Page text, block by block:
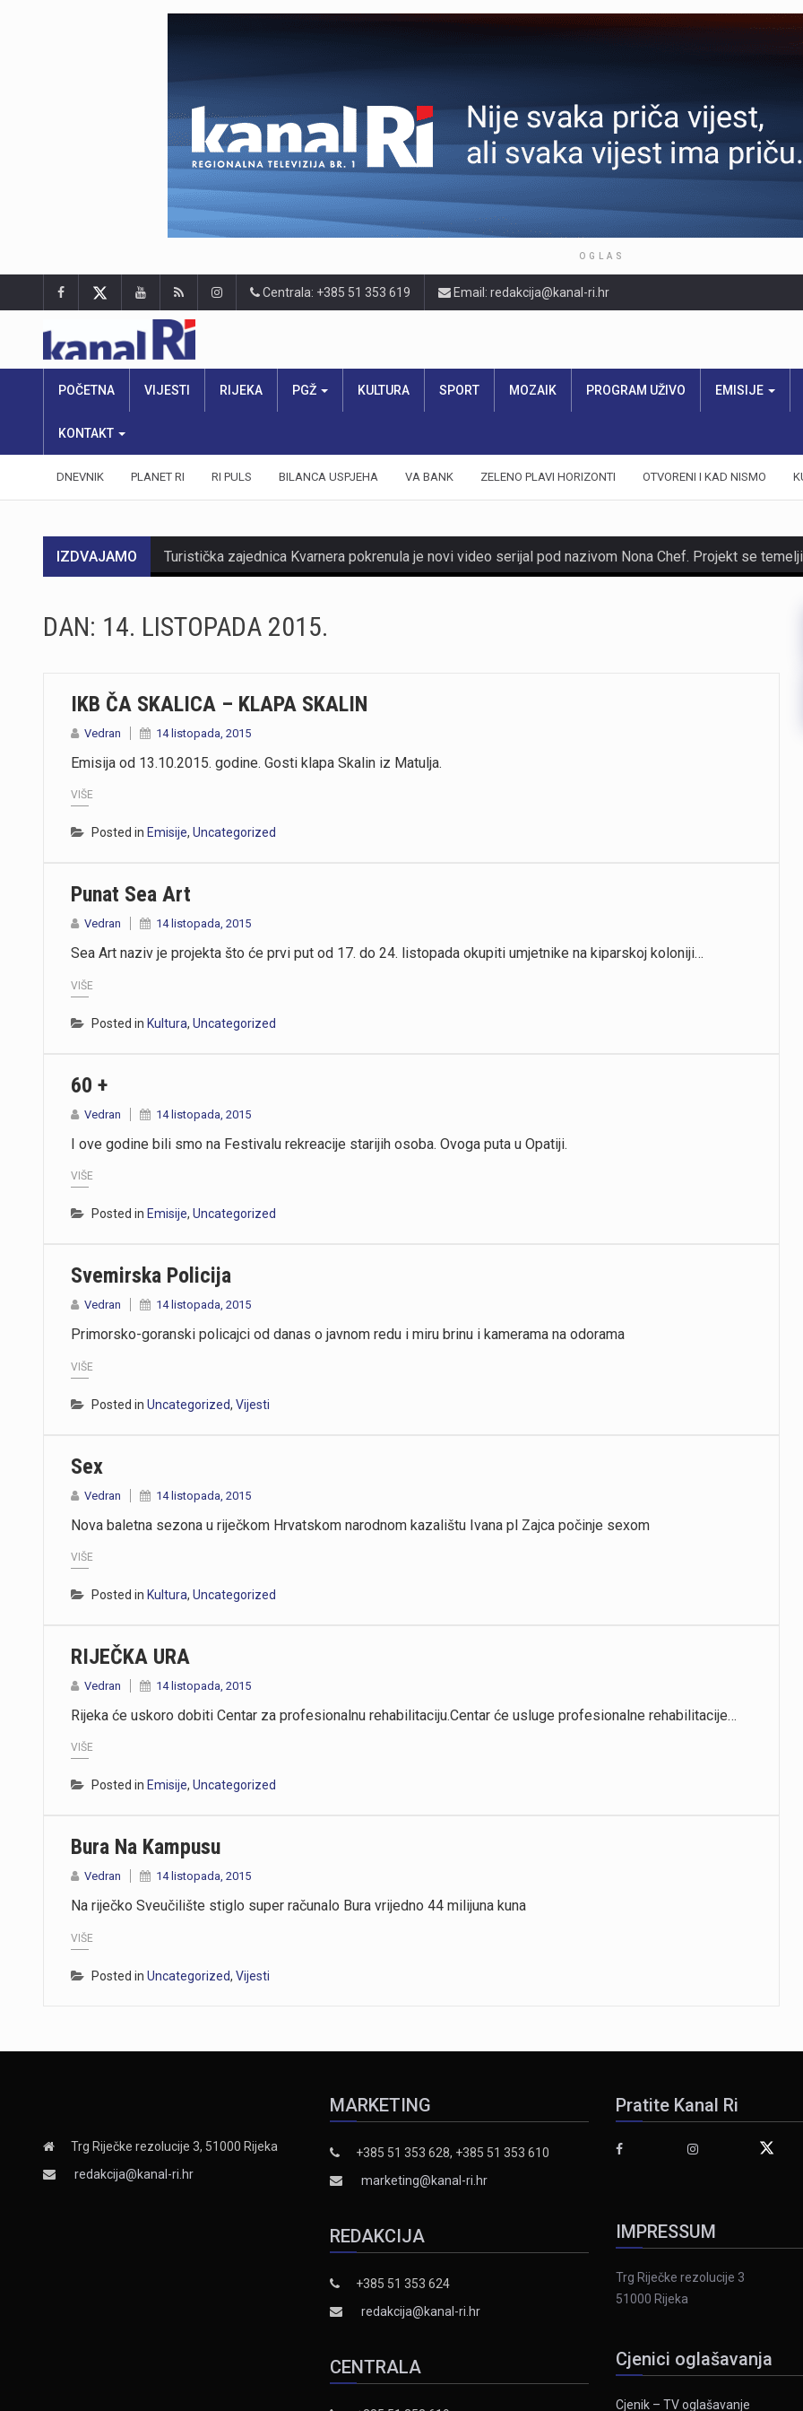
OGLAS
Centrala: +385 51 353 619 Email: redakcija@kanal-ri.hr
POČETNA VIJESTI RIJEKA PGŽ KULTURA SPORT MOZAIK PROGRAM UŽIVO EMISIJE
KONTAKT
DNEVNIK PLANET RI RI PULS BILANCA USPJEHA VA BANK ZELENO PLAVI HORIZONTI OTVORENI I KAD NISMO
IZDVAJAMO
DAN: 14. LISTOPADA 2015.
IKB ČA SKALICA – KLAPA SKALIN
Vedran 14 listopada, 2015
Emisija od 13.10.2015. godine. Gosti klapa Skalin iz Matulja.
VIŠE
Posted in Emisije, Uncategorized
Punat Sea Art
Vedran 14 listopada, 2015
Sea Art naziv je projekta što će prvi put od 17. do 24. listopada okupiti umjetnike na kiparskoj koloniji…
VIŠE
Posted in Kultura, Uncategorized
60 +
Vedran 14 listopada, 2015
I ove godine bili smo na Festivalu rekreacije starijih osoba. Ovoga puta u Opatiji.
VIŠE
Posted in Emisije, Uncategorized
Svemirska Policija
Vedran 14 listopada, 2015
Primorsko-goranski policajci od danas o javnom redu i miru brinu i kamerama na odorama
VIŠE
Posted in Uncategorized, Vijesti
Sex
Vedran 14 listopada, 2015
Nova baletna sezona u riječkom Hrvatskom narodnom kazalištu Ivana pl Zajca počinje sexom
VIŠE
Posted in Kultura, Uncategorized
RIJEČKA URA
Vedran 14 listopada, 2015
Rijeka će uskoro dobiti Centar za profesionalnu rehabilitaciju.Centar će usluge profesionalne rehabilitacije…
VIŠE
Posted in Emisije, Uncategorized
Bura Na Kampusu
Vedran 14 listopada, 2015
Na riječko Sveučilište stiglo super računalo Bura vrijedno 44 milijuna kuna
VIŠE
Posted in Uncategorized, Vijesti
Trg Riječke rezolucije 3, 51000 Rijeka
redakcija@kanal-ri.hr
MARKETING
+385 51 353 628, +385 51 353 610
marketing@kanal-ri.hr
REDAKCIJA
+385 51 353 624
redakcija@kanal-ri.hr
CENTRALA
Pratite Kanal Ri
IMPRESSUM
Trg Riječke rezolucije 3
51000 Rijeka
Cjenici oglašavanja
Cjenik – TV oglašavanje